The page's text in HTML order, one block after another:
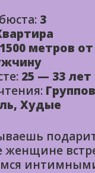
3
1500 метров от
25 — 33 лет
Худые
женщине